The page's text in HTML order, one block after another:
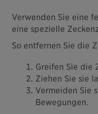
Verwenden Sie eine
eine spezielle
So entfernen Sie die
Greifen Sie die
Ziehen Sie sie
Vermeiden Sie
Bewegungen.